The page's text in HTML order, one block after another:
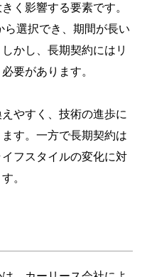
く影響する要素です。
選択でき、期間が長い
かし、長期契約にはリ
要があります。
やすく、技術の進歩に
す。一方で長期契約は
フスタイルの変化に対
。